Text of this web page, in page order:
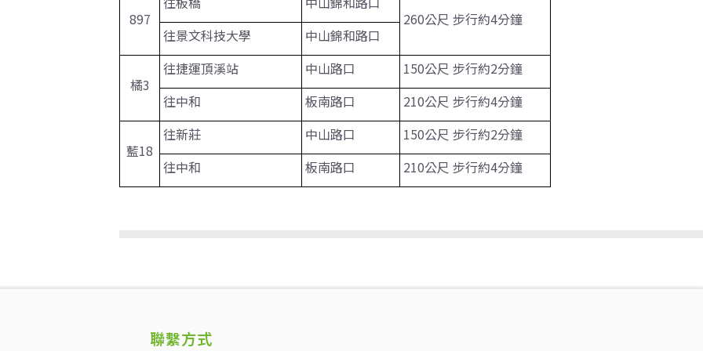
897
260公尺 步行約4分鐘
往景文科技大學
中山錦和路口
橘3
往捷運頂溪站 中山路口
150公尺 步行約2分鐘
往中和
板南路口 210公尺 步行約4分鐘
藍18
往新莊 中山路口
150公尺 步行約2分鐘
往中和
板南路口 210公尺 步行約4分鐘
聯繫方式